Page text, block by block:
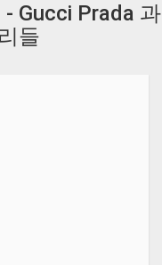
Gucci Prada 과
들